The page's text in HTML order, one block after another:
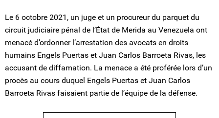
Le 6 octobre 2021, un juge et un procureur du parquet du
circuit judiciaire pénal de l’État de Merida au Venezuela ont
menacé d’ordonner l’arrestation des avocats en droits
humains Engels Puertas et Juan Carlos Barroeta Rivas, les
accusant de diffamation. La menace a été proférée lors d’un
procès au cours duquel Engels Puertas et Juan Carlos
Barroeta Rivas faisaient partie de l’équipe de la défense.